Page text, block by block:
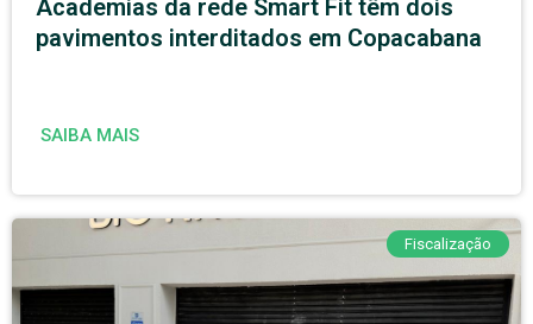
Academias da rede Smart Fit têm dois
pavimentos interditados em Copacabana
SAIBA MAIS
Fiscalização